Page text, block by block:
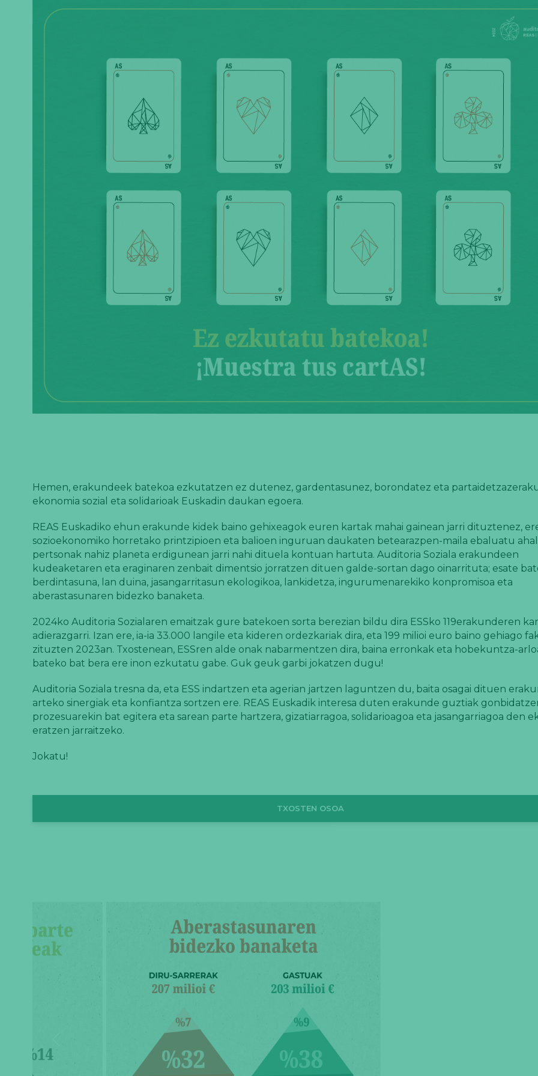
Hemen, erakundeek batekoa ezkutatzen ez dutenez, gardentasunez, borondatez eta
ekonomia sozial eta solidarioak Euskadin daukan egoera.
REAS Euskadiko ehun erakunde kidek baino gehixeagok euren kartak mahai gainean jarri dituztenez,
sozioekonomiko horretako printzipioen eta balioen inguruan daukaten betearazpen-maila ebaluatu ahal
pertsonak nahiz planeta erdigunean jarri nahi dituela kontuan hartuta. Auditoria Soziala erakundeen
kudeaketaren eta eraginaren zenbait dimentsio jorratzen dituen galde-sortan dago oinarrituta; esate
berdintasuna, lan duina, jasangarritasun ekologikoa, lankidetza, ingurumenarekiko konpromisoa eta
aberastasunaren bidezko banaketa.
2024ko Auditoria Sozialaren emaitzak gure batekoen sorta berezian bildu dira ESSko 119erakunderen
adierazgarri. Izan ere, ia-ia 33.000 langile eta kideren ordezkariak dira, eta 199 milioi euro baino gehiago
zituzten 2023an. Txostenean, ESSren alde onak nabarmentzen dira, baina erronkak eta hobekuntza-
bateko bat bera ere inon ezkutatu gabe. Guk geuk garbi jokatzen dugu!
Auditoria Soziala tresna da, eta ESS indartzen eta agerian jartzen laguntzen du, baita osagai dituen
arteko sinergiak eta konfiantza sortzen ere. REAS Euskadik interesa duten erakunde guztiak
prozesuarekin bat egitera eta sarean parte hartzera, gizatiarragoa, solidarioagoa eta jasangarriagoa den
eratzen jarraitzeko.
Jokatu!
TXOSTEN OSOA